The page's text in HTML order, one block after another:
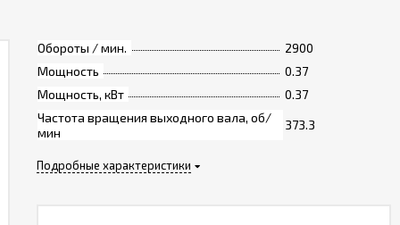
Обороты / мин.
2900
Мощность
0.37
Мощность, кВт
0.37
Частота вращения выходного вала, об/
мин
373.3
Подробные характеристики